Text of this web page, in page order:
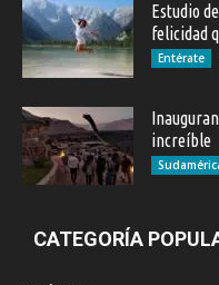
Estudio
felicidad
Entérate
increíble
CATEGORÍA